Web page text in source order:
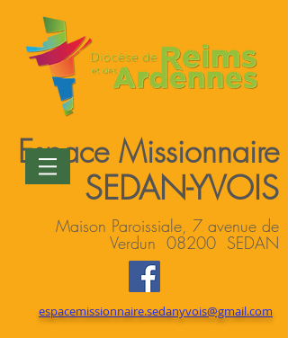
Espace Missionnaire
SEDAN-YVOIS
Maison Paroissiale, 7 avenue de
Verdun 08200 SEDAN
espacemissionnaire.sedanyvois@gmail.com